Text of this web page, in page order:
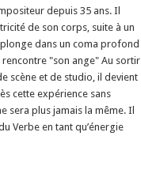
depuis 35 ans. Il
de son corps, suite à un
dans un coma profond
rencontre "son ange" Au sortir
scène et de studio, il devient
cette expérience sans
sera plus jamais la même. Il
Verbe en tant qu’énergie